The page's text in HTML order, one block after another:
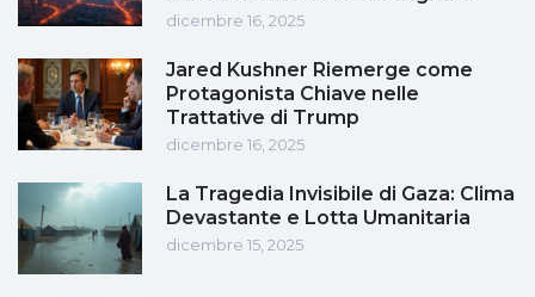
dicembre 16, 2025
Jared Kushner Riemerge come
Protagonista Chiave nelle
Trattative di Trump
dicembre 16, 2025
La Tragedia Invisibile di Gaza: Clima
Devastante e Lotta Umanitaria
dicembre 15, 2025